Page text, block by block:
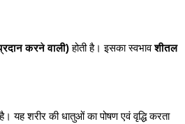
करने वाली)होती है। इसका स्वभावशीतल
शरीर की धातुओं का पोषण एवं वृद्धि करता